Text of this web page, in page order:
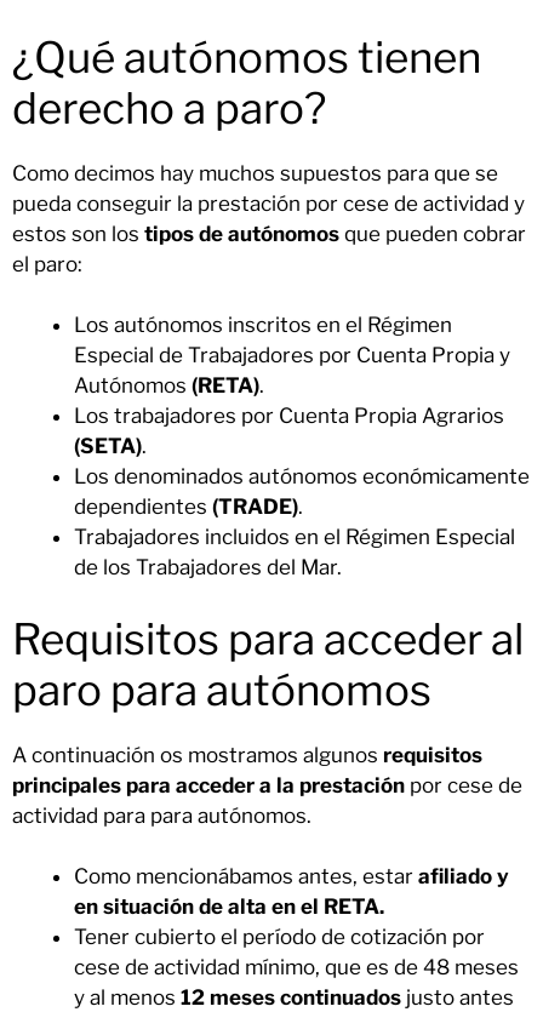
¿Qué autónomos tienen
derecho a paro?
Como decimos hay muchos supuestos para que se
pueda conseguir la prestación por cese de actividad y
estos son los tipos de autónomos que pueden cobrar
el paro:
Los autónomos inscritos en el Régimen
Especial de Trabajadores por Cuenta Propia y
Autónomos (RETA).
Los trabajadores por Cuenta Propia Agrarios
(SETA).
Los denominados autónomos económicamente
dependientes (TRADE).
Trabajadores incluidos en el Régimen Especial
de los Trabajadores del Mar.
Requisitos para acceder al
paro para autónomos
A continuación os mostramos algunos requisitos
principales para acceder a la prestación por cese de
actividad para para autónomos.
Como mencionábamos antes, estar afiliado y
en situación de alta en el RETA.
Tener cubierto el período de cotización por
cese de actividad mínimo, que es de 48 meses
y al menos 12 meses continuados justo antes